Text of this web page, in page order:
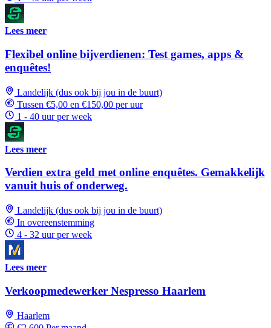
Lees meer
Flexibel online bijverdienen: Test games, apps &
enquêtes!
Landelijk (dus ook bij jou in de buurt)
Tussen €5,00 en €150,00 per uur
1 - 40 uur per week
Lees meer
Verdien extra geld met online enquêtes. Gemakkelijk
vanuit huis of onderweg.
Landelijk (dus ook bij jou in de buurt)
In overeenstemming
4 - 32 uur per week
Lees meer
Verkoopmedewerker Nespresso Haarlem
Haarlem